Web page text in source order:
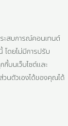
ะสบการณ์คอนเทนต์
โดยไม่มีการปรับ
บนเว็บไซต์และ
วนตัวเองได้ของคุณได้